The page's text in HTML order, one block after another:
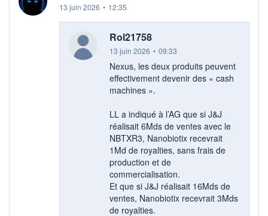
13 juin 2026 • 12:35
Rol21758
13 juin 2026 • 09:33
Nexus, les deux produits peuvent
effectivement devenir des « cash
machines ».
LL a indiqué à l’AG que si J&J
réalisait 6Mds de ventes avec le
NBTXR3, Nanobiotix recevrait
1Md de royalties, sans frais de
production et de
commercialisation.
Et que si J&J réalisait 16Mds de
ventes, Nanobiotix recevrait 3Mds
de royalties.